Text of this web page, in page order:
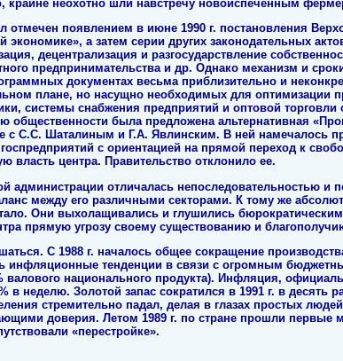
крайне неохотно шли навстречу новоиспеченным
появлением в июне 1990 г. постановления
а затем серии других законодательных
децентрализация и разгосударствление
предпринимательства и др. Однако механизм и
документах весьма приблизительно и
плане, но насущно необходимых для оптимизации
системы снабжения предприятий и оптовой торговли
общественности была предложена альтернативная
с С.С. Шаталиным и Г.А. Явлинским. В ней намечалось
с ориентацией на прямой переход к
власть центра. Правительство отклонило ее.
администрации отличалась непоследовательностью и
между его различными секторами. К тому же
Они выхолащивались и глушились бюрократическим
прямую угрозу своему существованию и
С 1988 г. началось общее сокращение
инфляционные тенденции в связи с огромным
валового национального продукта). Инфляция,
в неделю. Золотой запас сократился в 1991 г. в десять
стремительно падал, делая в глазах простых
доверия. Летом 1989 г. по стране прошли первые
«перестройке».